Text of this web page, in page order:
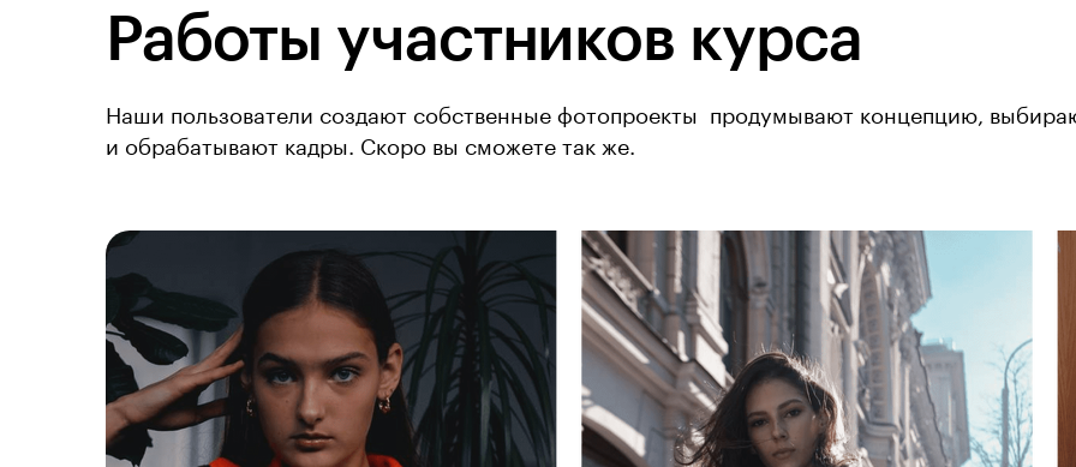
Работы участников курса
Наши пользователи создают собственные фотопроекты  продумывают концепцию,
и обрабатывают кадры. Скоро вы сможете так же.